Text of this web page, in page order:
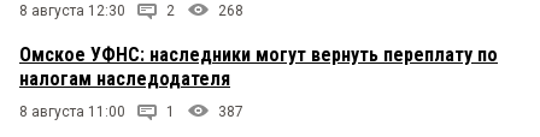
8 августа 12:30 2 268
Омское УФНС: наследники могут вернуть переплату по
налогам наследодателя
8 августа 11:00 1 387